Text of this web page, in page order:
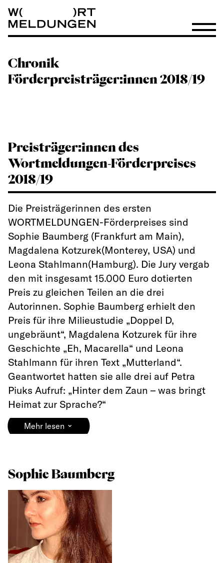
Wortmeldungen
Chronik
Förderpreisträger:innen 2018/19
Preisträger:innen des
Wortmeldungen-Förderpreises
2018/19
Die Preisträgerinnen des ersten
WORTMELDUNGEN-Förderpreises sind
Sophie Baumberg (Frankfurt am Main),
Magdalena Kotzurek(Monterey, USA) und
Leona Stahlmann(Hamburg). Die Jury vergab
den mit insgesamt 15.000 Euro dotierten
Preis zu gleichen Teilen an die drei
Autorinnen. Sophie Baumberg erhielt den
Preis für ihre Milieustudie „Doppel D,
ungebräunt“, Magdalena Kotzurek für ihre
Geschichte „Eh, Macarella“ und Leona
Stahlmann für ihren Text „Mutterland“.
Geantwortet hatten sie alle drei auf Petra
Piuks Aufruf: „Hinter dem Zaun – was bringt
Heimat zur Sprache?“
Mehr lesen ⌄
Sophie Baumberg